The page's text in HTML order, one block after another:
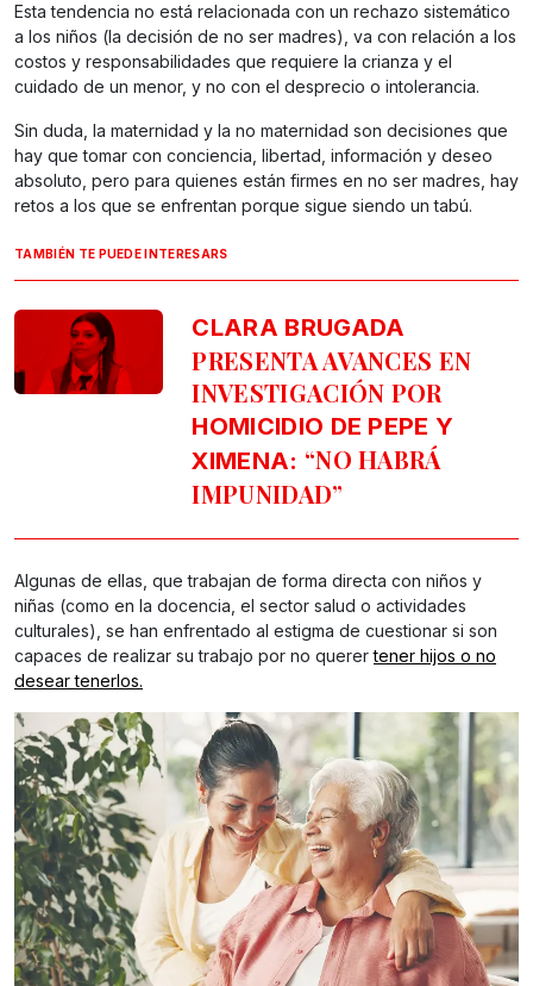
Esta tendencia no está relacionada con un rechazo sistemático
a los niños (la decisión de no ser madres), va con relación a los
costos y responsabilidades que requiere la crianza y el
cuidado de un menor, y no con el desprecio o intolerancia.
Sin duda, la maternidad y la no maternidad son decisiones que
hay que tomar con conciencia, libertad, información y deseo
absoluto, pero para quienes están firmes en no ser madres, hay
retos a los que se enfrentan porque sigue siendo un tabú.
TAMBIÉN TE PUEDE INTERESARS
CLARA BRUGADA
PRESENTA AVANCES EN
INVESTIGACIÓN POR
HOMICIDIO DE PEPE Y
XIMENA: “NO HABRÁ
IMPUNIDAD”
Algunas de ellas, que trabajan de forma directa con niños y
niñas (como en la docencia, el sector salud o actividades
culturales), se han enfrentado al estigma de cuestionar si son
capaces de realizar su trabajo por no querertener hijos o no
desear tenerlos.